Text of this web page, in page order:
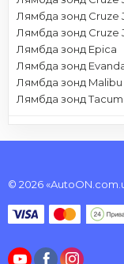
Лямбда зонд Cruze
Лямбда зонд Cruze
Лямбда зонд Epica
Лямбда зонд
Лямбда зонд Malibu
Лямбда зонд
© 2026